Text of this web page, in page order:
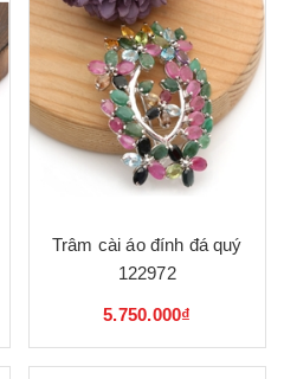
Trâm cài áo đính đá quý
122972
5.750.000₫